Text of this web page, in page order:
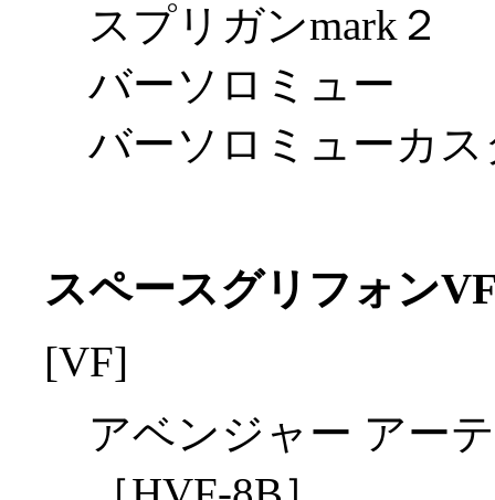
スプリガンmark２
バーソロミュー
バーソロミューカス
スペースグリフォン
[VF]
アベンジャー アー